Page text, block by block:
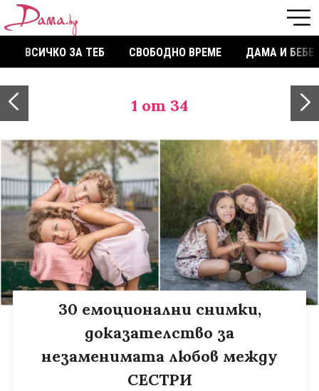
ВСИЧКО ЗА ТЕБ СВОБОДНО ВРЕМЕ ДАМА И БЕБЕ
1 от 34
30 емоционални снимки,
доказателство за
незаменимата любов между
СЕСТРИ